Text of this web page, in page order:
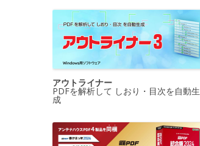
アウトライナー
PDFを解析して しおり・目次を自動生
成